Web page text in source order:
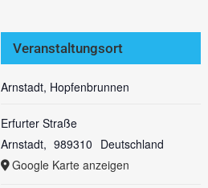
Veranstaltungsort
Arnstadt, Hopfenbrunnen
Erfurter Straße
Arnstadt, 989310 Deutschland
Google Karte anzeigen